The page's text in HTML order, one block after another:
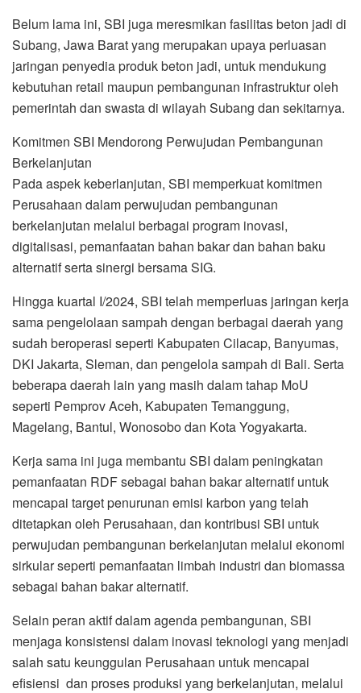
Belum lama ini, SBI juga meresmikan fasilitas beton jadi di
Subang, Jawa Barat yang merupakan upaya perluasan
jaringan penyedia produk beton jadi, untuk mendukung
kebutuhan retail maupun pembangunan infrastruktur oleh
pemerintah dan swasta di wilayah Subang dan sekitarnya.
Komitmen SBI Mendorong Perwujudan Pembangunan
Berkelanjutan
Pada aspek keberlanjutan, SBI memperkuat komitmen
Perusahaan dalam perwujudan pembangunan
berkelanjutan melalui berbagai program inovasi,
digitalisasi, pemanfaatan bahan bakar dan bahan baku
alternatif serta sinergi bersama SIG.
Hingga kuartal I/2024, SBI telah memperluas jaringan kerja
sama pengelolaan sampah dengan berbagai daerah yang
sudah beroperasi seperti Kabupaten Cilacap, Banyumas,
DKI Jakarta, Sleman, dan pengelola sampah di Bali. Serta
beberapa daerah lain yang masih dalam tahap MoU
seperti Pemprov Aceh, Kabupaten Temanggung,
Magelang, Bantul, Wonosobo dan Kota Yogyakarta.
Kerja sama ini juga membantu SBI dalam peningkatan
pemanfaatan RDF sebagai bahan bakar alternatif untuk
mencapai target penurunan emisi karbon yang telah
ditetapkan oleh Perusahaan, dan kontribusi SBI untuk
perwujudan pembangunan berkelanjutan melalui ekonomi
sirkular seperti pemanfaatan limbah industri dan biomassa
sebagai bahan bakar alternatif.
Selain peran aktif dalam agenda pembangunan, SBI
menjaga konsistensi dalam inovasi teknologi yang menjadi
salah satu keunggulan Perusahaan untuk mencapai
efisiensi dan proses produksi yang berkelanjutan, melalui